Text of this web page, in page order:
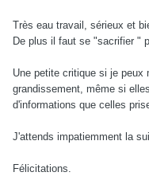
Très eau travail, sérieux et
De plus il faut se "sacrifier "
Une petite critique si je peux
grandissement, même si
d'informations que celles
J'attends impatiemment la
Félicitations.